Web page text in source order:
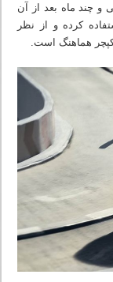
کپچر که در بهار سال 2016 معرفی و چند ماه بعد از آن
کرده و از نظر
کپچر هماهنگ است.